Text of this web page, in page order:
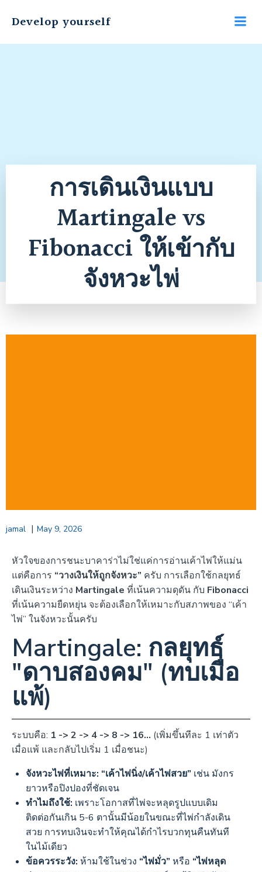
Develop yourself
การเดินเงินแบบ
Martingale vs
Fibonacci ให้เข้ากับ
จังหวะไพ่
jamal | May 9, 2026
หัวใจของการชนะบาคาร่าไม่ใช่แค่การอ่านเค้าไพ่ให้แม่น
แต่คือการ “วางเงินให้ถูกจังหวะ” ครับ การเลือกใช้กลยุทธ์
เดินเงินระหว่าง Martingale ที่เน้นความดุดัน กับ Fibonacci
ที่เน้นความยืดหยุ่น จะต้องเลือกให้เหมาะกับสภาพของ “เค้า
ไพ่” ในจังหวะนั้นครับ
Martingale: กลยุทธ์
"ดาบสองคม" (ทบเมื่อ
แพ้)
ระบบคือ: 1 -> 2 -> 4 -> 8 -> 16… (เพิ่มขึ้นทีละ 1 เท่าตัว
เมื่อแพ้ และกลับไปเริ่ม 1 เมื่อชนะ)
จังหวะไพ่ที่เหมาะ: “เค้าไพ่นิ่ง/เค้าไพ่สวย” เช่น มังกร
ยาวหรือปิงปองที่ชัดเจน
ทำไมถึงใช้: เพราะโอกาสที่ไพ่จะหลุดรูปแบบเดิม
ติดต่อกันเกิน 5-6 ตานั้นมีน้อยในขณะที่ไพ่กำลังเดิน
สวย การทบเงินจะทำให้คุณได้กำไรบวกทุนคืนทันที
ในไม้เดียว
ข้อควรระวัง: ห้ามใช้ในช่วง “ไพ่มั่ว” หรือ “ไพ่หลุด